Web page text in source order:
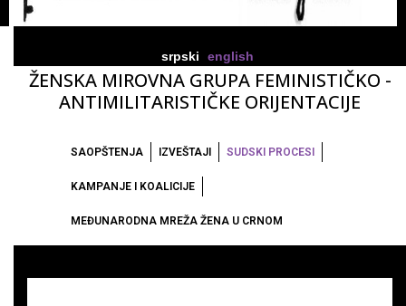
srpski english
ŽENSKA MIROVNA GRUPA FEMINISTIČKO -
ANTIMILITARISTIČKE ORIJENTACIJE
SAOPŠTENJA IZVEŠTAJI SUDSKI PROCESI
KAMPANJE I KOALICIJE
MEĐUNARODNA MREŽA ŽENA U CRNOM